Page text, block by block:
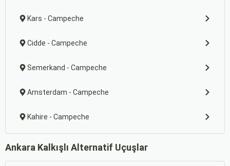
Kars - Campeche
Cidde - Campeche
Semerkand - Campeche
Amsterdam - Campeche
Kahire - Campeche
Ankara Kalkışlı Alternatif Uçuşlar